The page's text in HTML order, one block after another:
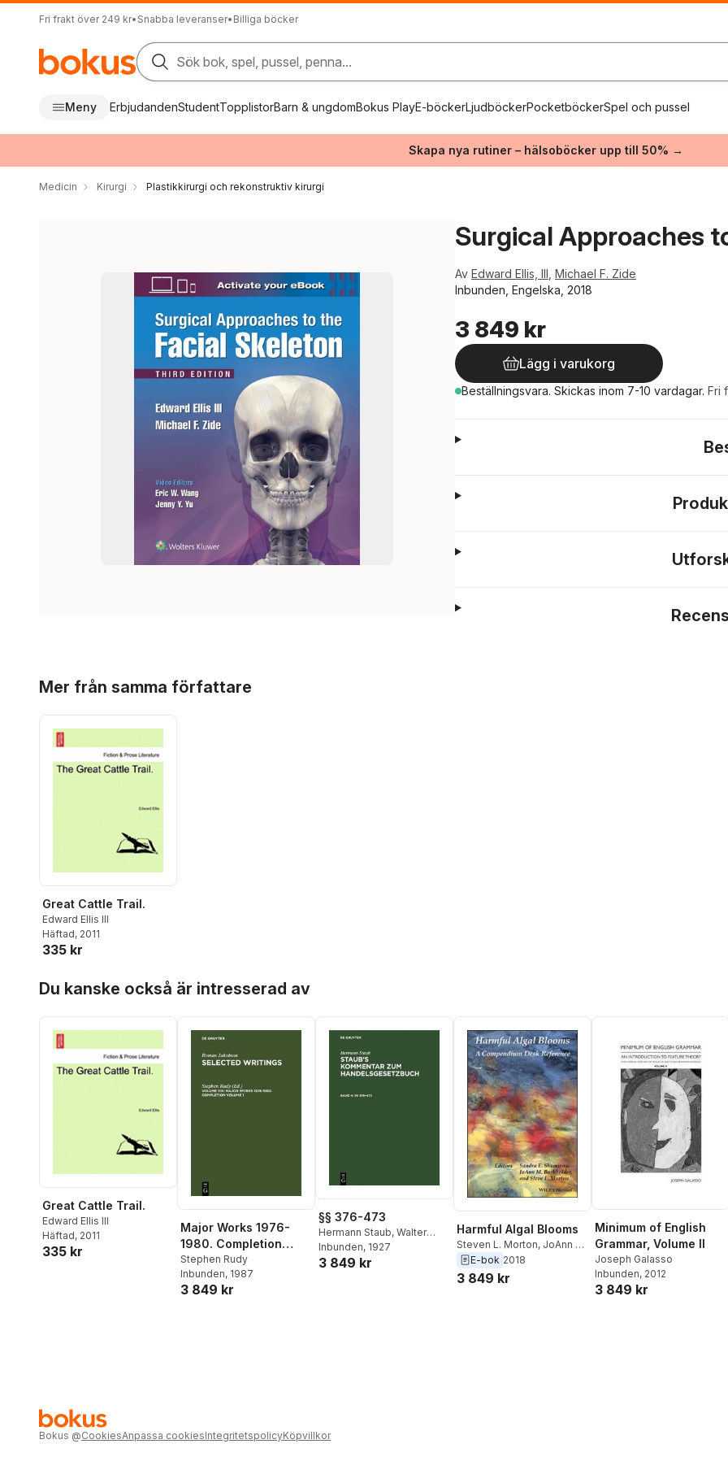
Fri frakt över 249 kr• Snabba leveranser• Billiga böcker
Sök bok, spel, pussel, penna...
Meny ErbjudandenStudentTopplistorBarn & ungdomBokus PlayE-böckerLjudböckerPocketböckerSpel och pussel
Skapa nya rutiner – hälsoböcker upp till 50% →
Medicin Kirurgi Plastikkirurgi och rekonstruktiv kirurgi
Surgical Approaches
Av Edward Ellis, III Michael F. Zide
Inbunden, Engelska, 2018
3 849 kr
Lägg i varukorg
Beställningsvara. Skickas inom 7-10 vardagar. Fri
Mer från samma författare
Great Cattle Trail.
Edward Ellis III
Häftad, 2011
335 kr
Du kanske också är intresserad av
Great Cattle Trail.
Edward Ellis III
Häftad, 2011
335 kr
Major Works 1976-
1980. Completion
Volume 1
Stephen Rudy
Inbunden, 1987
3 849 kr
§§ 376-473
Hermann Staub, Walter
Schmidt,Heinz Pinner
Heinrich Koenige
Inbunden, 1927
3 849 kr
Harmful Algal Blooms
Steven L. Morton, JoAnn M.
Burkholder,Sandra E.
Shumway
E-bok 2018
3 849 kr
Minimum of English
Grammar, Volume II
Joseph Galasso
Inbunden, 2012
3 849 kr
Bokus @CookiesAnpassa cookiesIntegritetspolicyKöpvillkor